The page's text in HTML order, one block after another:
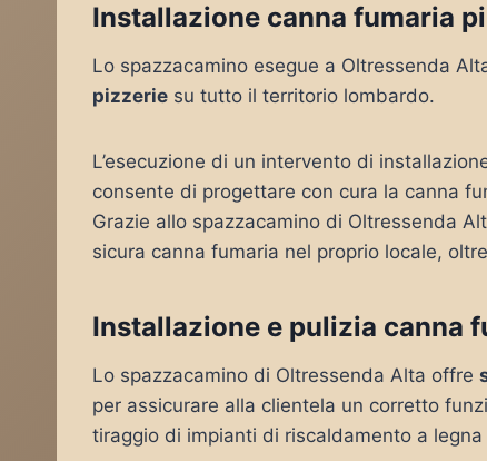
Installazione canna fumaria
Lo spazzacamino esegue a Oltressenda
pizzerie su tutto il territorio lombardo.
L’esecuzione di un intervento di
consente di progettare con cura la canna
Grazie allo spazzacamino di Oltressenda
sicura canna fumaria nel proprio locale,
Installazione e pulizia canna
Lo spazzacamino di Oltressenda Alta offre
per assicurare alla clientela un corretto
tiraggio di impianti di riscaldamento a legna